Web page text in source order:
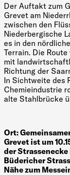
Der Auftakt zum
Grevet am
zwischen den
Niederbergische
es in den
Terrain. Die
mit
Richtung der
In Sichtweite des
Chemieindustrie
alte Stahlbrücke
Ort:
Grevet ist um
der
Büdericher
Nähe zum